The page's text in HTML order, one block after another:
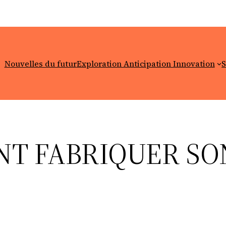
Nouvelles du futurExploration Anticipation Innovation
FABRIQUER